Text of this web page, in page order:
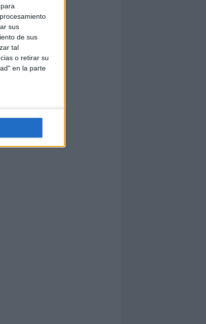
sus
de sus
tal
o retirar su
en la parte